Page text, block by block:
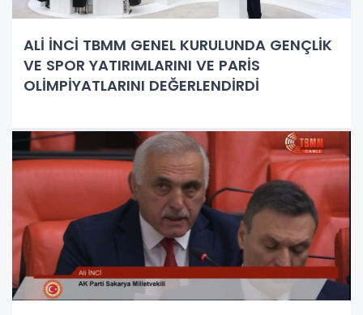
ALİ İNCİ TBMM GENEL KURULUNDA GENÇLİK
VE SPOR YATIRIMLARINI VE PARİS
OLİMPİYATLARINI DEĞERLENDİRDİ